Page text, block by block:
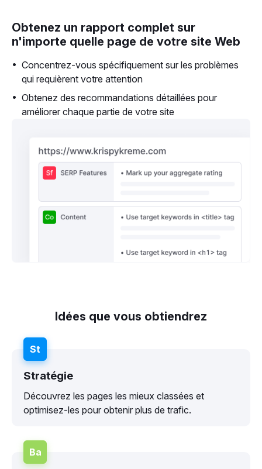
Obtenez un rapport complet sur
n'importe quelle page de votre site Web
Concentrez-vous spécifiquement sur les problèmes
qui requièrent votre attention
Obtenez des recommandations détaillées pour
améliorer chaque partie de votre site
Idées que vous obtiendrez
St
Stratégie
Découvrez les pages les mieux classées et
optimisez-les pour obtenir plus de trafic.
Ba